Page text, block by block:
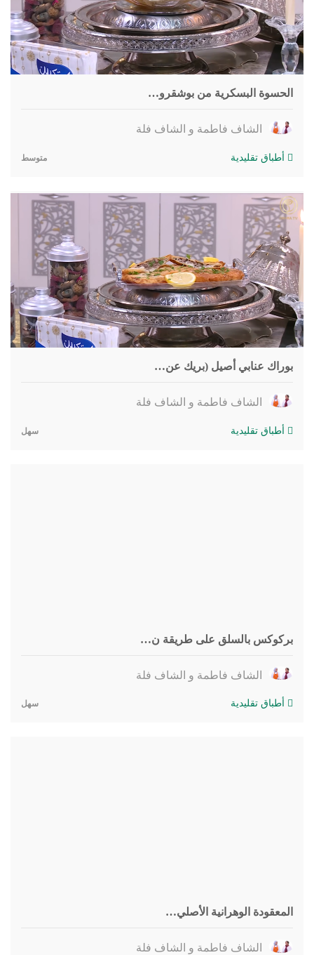
الحسوة البسكرية من بوشقرو…
الشاف فاطمة و الشاف فلة
أطباق تقليدية متوسط
بوراك عنابي أصيل (بريك عن…
الشاف فاطمة و الشاف فلة
أطباق تقليدية سهل
بركوكس بالسلق على طريقة ن…
الشاف فاطمة و الشاف فلة
أطباق تقليدية سهل
المعقودة الوهرانية الأصلي…
الشاف فاطمة و الشاف فلة